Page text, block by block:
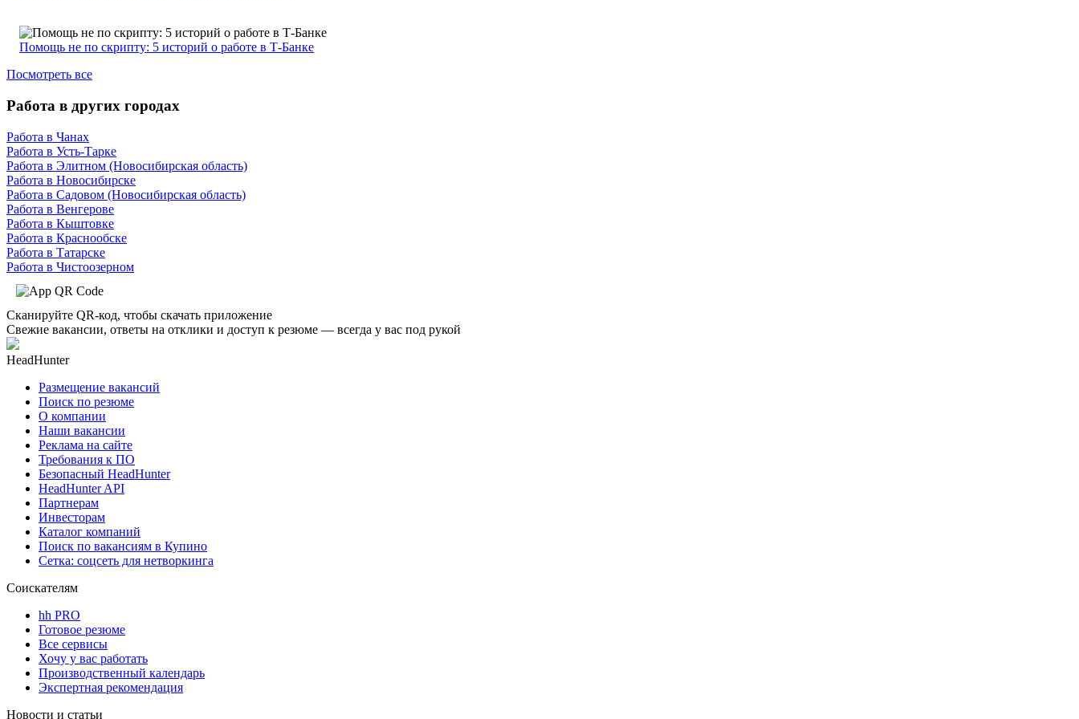
Помощь не по скрипту: 5 историй о работе в Т-Банке
Посмотреть все
Работа в других городах
Работа в Чанах
Работа в Усть-Тарке
Работа в Элитном (Новосибирская область)
Работа в Новосибирске
Работа в Садовом (Новосибирская область)
Работа в Венгерове
Работа в Кыштовке
Работа в Краснообске
Работа в Татарске
Работа в Чистоозерном
Сканируйте QR-код, чтобы скачать приложение
Свежие вакансии, ответы на отклики и доступ к резюме — всегда у вас под рукой
HeadHunter
Размещение вакансий
Поиск по резюме
О компании
Наши вакансии
Реклама на сайте
Требования к ПО
Безопасный HeadHunter
HeadHunter API
Партнерам
Инвесторам
Каталог компаний
Поиск по вакансиям в Купино
Сетка: соцсеть для нетворкинга
Соискателям
hh PRO
Готовое резюме
Все сервисы
Хочу у вас работать
Производственный календарь
Экспертная рекомендация
Новости и статьи